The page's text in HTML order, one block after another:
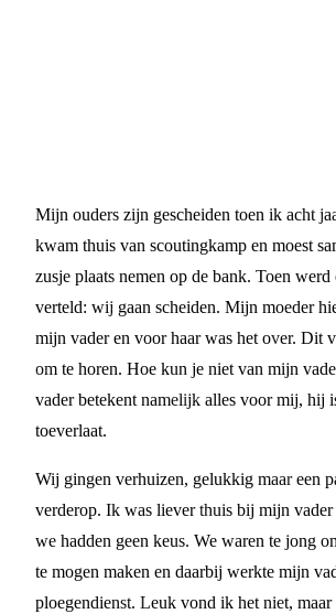
Mijn ouders zijn gescheiden toen ik acht
kwam thuis van scoutingkamp en moest
zusje plaats nemen op de bank. Toen
verteld: wij gaan scheiden. Mijn moeder
mijn vader en voor haar was het over. Dit
om te horen. Hoe kun je niet van mijn
vader betekent namelijk alles voor mij, hij
toeverlaat.
Wij gingen verhuizen, gelukkig maar een
verderop. Ik was liever thuis bij mijn vader
we hadden geen keus. We waren te jong
te mogen maken en daarbij werkte mijn
ploegendienst. Leuk vond ik het niet,